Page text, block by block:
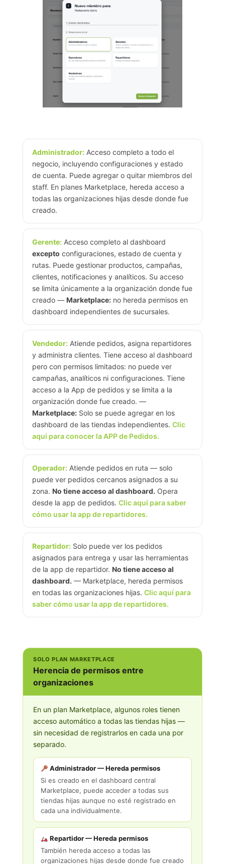
Administrador: Acceso completo a todo el
negocio, incluyendo configuraciones y estado
de cuenta. Puede agregar o quitar miembros del
staff. En planes Marketplace, hereda acceso a
todas las organizaciones hijas desde donde fue
creado.
Gerente: Acceso completo al dashboard
excepto configuraciones, estado de cuenta y
rutas. Puede gestionar productos, campañas,
clientes, notificaciones y analíticos. Su acceso
se limita únicamente a la organización donde fue
creado — Marketplace: no hereda permisos en
dashboard independientes de sucursales.
Vendedor: Atiende pedidos, asigna repartidores
y administra clientes. Tiene acceso al dashboard
pero con permisos limitados: no puede ver
campañas, analíticos ni configuraciones. Tiene
acceso a la App de pedidos y se limita a la
organización donde fue creado. —
Marketplace: Solo se puede agregar en los
dashboard de las tiendas independientes. Clic
aquí para conocer la APP de Pedidos.
Operador: Atiende pedidos en ruta — solo
puede ver pedidos cercanos asignados a su
zona. No tiene acceso al dashboard. Opera
desde la app de pedidos. Clic aquí para saber
cómo usar la app de repartidores.
Repartidor: Solo puede ver los pedidos
asignados para entrega y usar las herramientas
de la app de repartidor. No tiene acceso al
dashboard. — Marketplace, hereda permisos
en todas las organizaciones hijas. Clic aquí para
saber cómo usar la app de repartidores.
SOLO PLAN MARKETPLACE
Herencia de permisos entre
organizaciones
En un plan Marketplace, algunos roles tienen
acceso automático a todas las tiendas hijas —
sin necesidad de registrarlos en cada una por
separado.
Administrador — Hereda permisos
Si es creado en el dashboard central
Marketplace, puede acceder a todas sus
tiendas hijas aunque no esté registrado en
cada una individualmente.
Repartidor — Hereda permisos
También hereda acceso a todas las
organizaciones hijas desde donde fue creado